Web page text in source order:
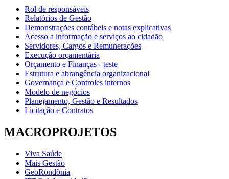
Rol de responsáveis
Relatórios de Gestão
Demonstrações contábeis e notas explicativas
Acesso a informação e serviços ao cidadão
Servidores, Cargos e Remunerações
Execução orçamentária
Orçamento e Finanças - teste
Estrutura e abrangência organizacional
Governança e Controles internos
Modelo de negócios
Planejamento, Gestão e Resultados
Licitação e Contratos
MACROPROJETOS
Viva Saúde
Mais Gestão
GeoRondônia